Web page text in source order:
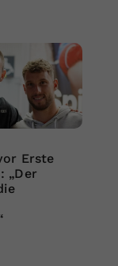
Erste
„Der